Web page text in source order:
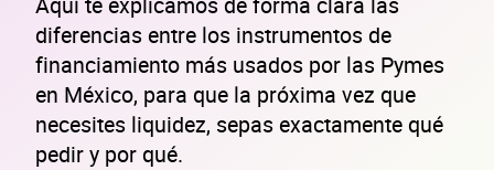
diferencias entre los instrumentos de
financiamiento más usados por las Pymes
en México, para que la próxima vez que
necesites liquidez, sepas exactamente qué
pedir y por qué.